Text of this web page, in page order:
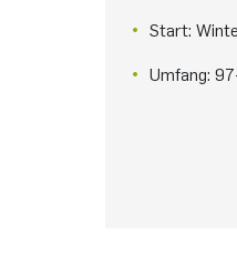
Start:
Umfang: